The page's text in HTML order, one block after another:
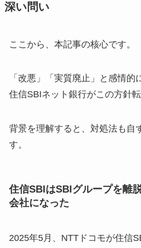
深い問い
ここから、本記事の核心です。
「改悪」「実質廃止」と感情的
住信SBIネット銀行がこの方針転
背景を理解すると、対処法も自
す。
住信SBIはSBIグループを離
会社になった
2025年5月、NTTドコモが住信